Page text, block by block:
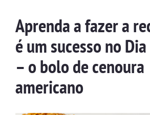
Aprenda a fazer a
é um sucesso no
– o bolo de cenoura
americano